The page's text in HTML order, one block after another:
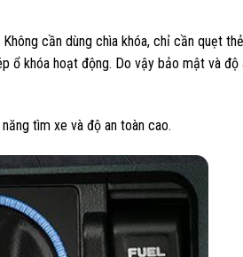
cần dùng chìa khóa, chỉ cần quẹt
ổ khóa hoạt động. Do vậy bảo mật và
tìm xe và độ an toàn cao.